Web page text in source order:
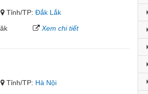
Tỉnh/TP:Đắk Lắk
Xem chi tiết
Tỉnh/TP: Hà Nội